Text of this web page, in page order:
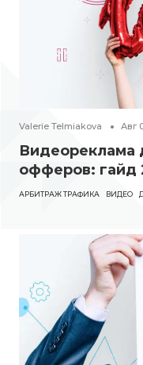
Valerie Telmiakova Авг
Видеореклама
офферов: гайд
АРБИТРАЖ ТРАФИКА ВИДЕО